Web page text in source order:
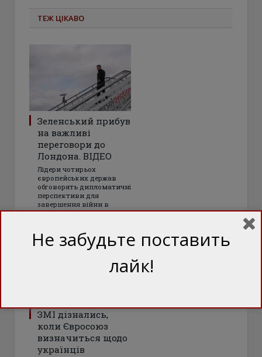
ТЕЖ ЦІКАВО
Зеленський прибув
на важливі
переговори до
Лондона. ВІДЕО
Лідери чотирьох
європейських держав
обговорять дипломатичні
перспективи для
завершення війни в
Україні
ЗМІ дізнались,
коли Євросоюз
визначиться щодо
українців
Не забудьте поставить
лайк!